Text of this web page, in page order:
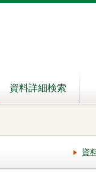
資料詳細検索
資